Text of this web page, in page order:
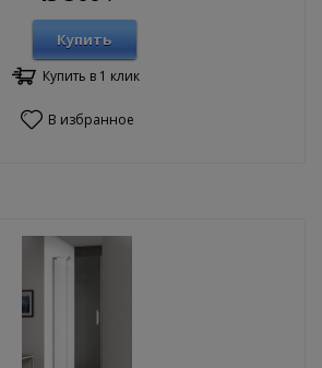
Купить
Купить в 1 клик
В избранное